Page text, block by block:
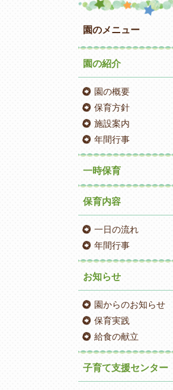
園のメニュー
園の紹介
園の概要
保育方針
施設案内
年間行事
一時保育
保育内容
一日の流れ
年間行事
お知らせ
園からのお知らせ
保育実践
給食の献立
子育て支援センター